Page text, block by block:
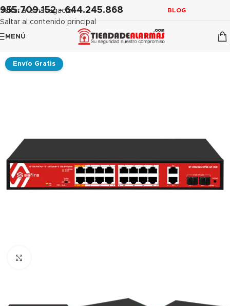
contenido
Saltar a la navegación
Saltar al contenido principal
955.709.152 - 644.245.868 BLOG
MENÚ
Envío Gratis